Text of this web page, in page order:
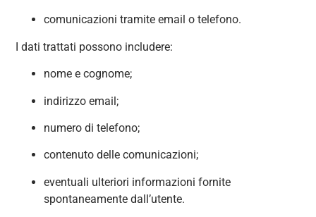
comunicazioni tramite email o telefono.
I dati trattati possono includere:
nome e cognome;
indirizzo email;
numero di telefono;
contenuto delle comunicazioni;
eventuali ulteriori informazioni fornite
spontaneamente dall’utente.